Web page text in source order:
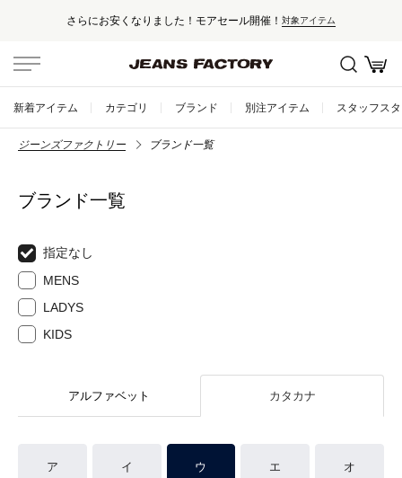
さらにお安くなりました！モアセール開催！ 対象アイテム
新着アイテム カテゴリ ブランド 別注アイテム スタッフス
ジーンズファクトリー ブランド一覧
ブランド一覧
指定なし
MENS
LADYS
KIDS
アルファベット カタカナ
ア イ ウ エ オ